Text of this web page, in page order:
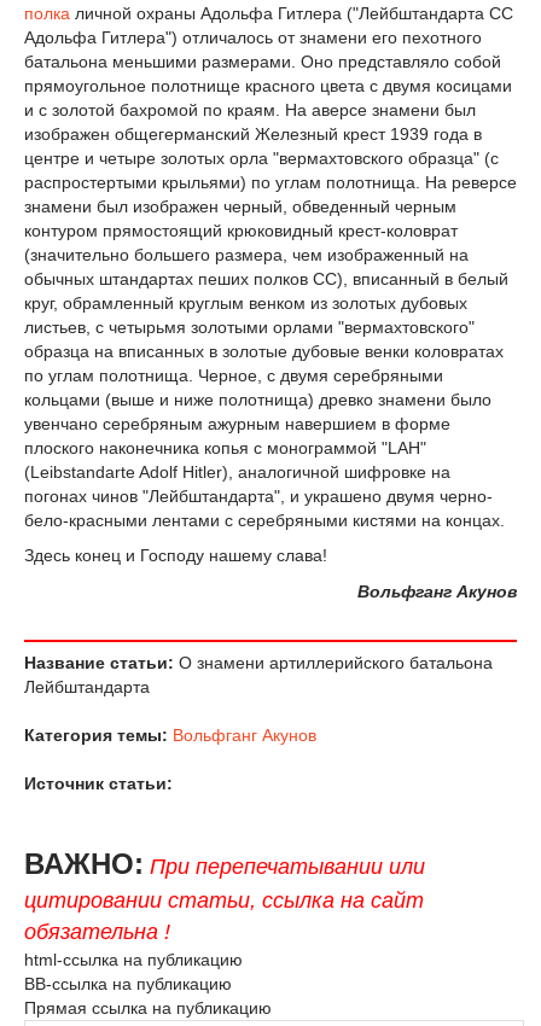
полка личной охраны Адольфа Гитлера ("Лейбштандарта СС
Адольфа Гитлера") отличалось от знамени его пехотного
батальона меньшими размерами. Оно представляло собой
прямоугольное полотнище красного цвета с двумя косицами
и с золотой бахромой по краям. На аверсе знамени был
изображен общегерманский Железный крест 1939 года в
центре и четыре золотых орла "вермахтовского образца" (с
распростертыми крыльями) по углам полотнища. На реверсе
знамени был изображен черный, обведенный черным
контуром прямостоящий крюковидный крест-коловрат
(значительно большего размера, чем изображенный на
обычных штандартах пеших полков СС), вписанный в белый
круг, обрамленный круглым венком из золотых дубовых
листьев, с четырьмя золотыми орлами "вермахтовского"
образца на вписанных в золотые дубовые венки коловратах
по углам полотнища. Черное, с двумя серебряными
кольцами (выше и ниже полотнища) древко знамени было
увенчано серебряным ажурным навершием в форме
плоского наконечника копья с монограммой "LAH"
(Leibstandarte Adolf Hitler), аналогичной шифровке на
погонах чинов "Лейбштандарта", и украшено двумя черно-
бело-красными лентами с серебряными кистями на концах.
Здесь конец и Господу нашему слава!
Вольфганг Акунов
Название статьи: О знамени артиллерийского батальона
Лейбштандарта
Категория темы: Вольфганг Акунов
Источник статьи:
ВАЖНО: При перепечатывании или
цитировании статьи, ссылка на сайт
обязательна !
html-ссылка на публикацию
BB-ссылка на публикацию
Прямая ссылка на публикацию